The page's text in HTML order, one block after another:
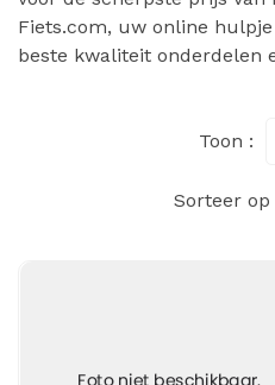
Fiets.com, uw online
beste kwaliteit onderdelen
Toon :
Sorteer op